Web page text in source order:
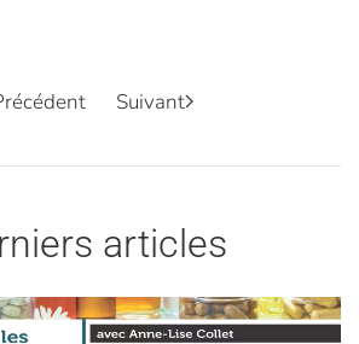
Suivant
articles